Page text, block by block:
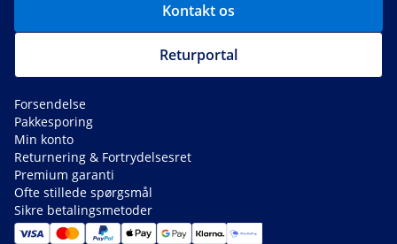
Kontakt os
Returportal
Forsendelse
Pakkesporing
Min konto
Returnering & Fortrydelsesret
Premium garanti
Ofte stillede spørgsmål
Sikre betalingsmetoder